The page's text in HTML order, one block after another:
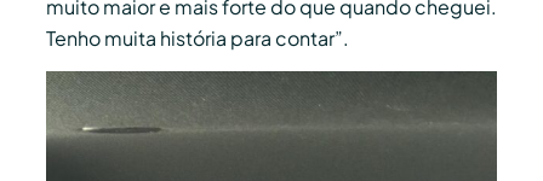
muito maior e mais forte do que quando cheguei.
Tenho muita história para contar”.